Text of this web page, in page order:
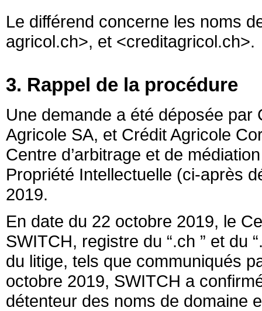
Le différend concerne les noms
agricol.ch>, et <creditagricol.ch>.
3. Rappel de la procédure
Une demande a été déposée
Agricole SA, et Crédit Agricole
Centre d’arbitrage et de
Propriété Intellectuelle (ci-après
2019.
En date du 22 octobre 2019, le
SWITCH, registre du “.ch ” et du
du litige, tels que communiqués
octobre 2019, SWITCH a
détenteur des noms de domaine